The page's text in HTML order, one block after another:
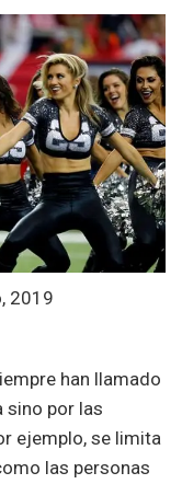
2019
han llamado
sino por las
ejemplo, se limita
las personas